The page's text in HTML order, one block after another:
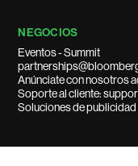
NEGOCIOS
Eventos - Summit
Anúnciate con nosotros
Soporte al cliente:
Soluciones de publicidad